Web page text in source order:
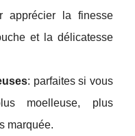
apprécier la finesse
et la délicatesse
: parfaites si vous
moelleuse, plus
marquée.